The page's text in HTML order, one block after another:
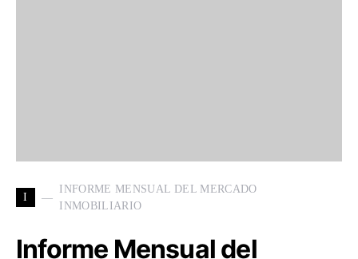
I
INFORME MENSUAL DEL MERCADO
INMOBILIARIO
Informe Mensual del